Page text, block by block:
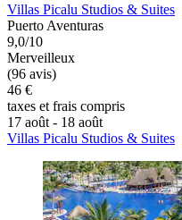
Villas Picalu Studios & Suites
Puerto Aventuras
9,0/10
Merveilleux
(96 avis)
46 €
taxes et frais compris
17 août - 18 août
Villas Picalu Studios & Suites